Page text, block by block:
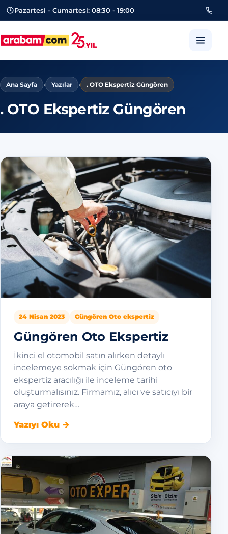
Pazartesi - Cumartesi: 08:30 - 19:00
arabam.com Güngören oto
Ana Sayfa › Yazılar › . OTO Ekspertiz Güngören
. OTO Ekspertiz Güngören
24 Nisan 2023 Güngören Oto ekspertiz
Güngören Oto Ekspertiz
İkinci el otomobil satın alırken detaylı
incelemeye sokmak için Güngören oto
ekspertiz aracılığı ile inceleme tarihi
oluşturmalısınız. Firmamız, alıcı ve satıcıyı bir
araya getirerek…
Yazıyı Oku →